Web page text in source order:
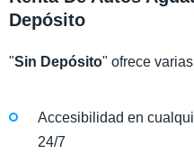
Depósito
"Sin Depósito" ofrece
Accesibilidad en
24/7